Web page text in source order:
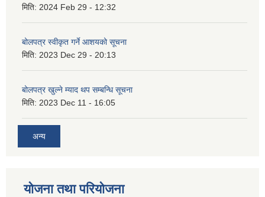
मिति: 2024 Feb 29 - 12:32
बोलपत्र स्वीकृत गर्ने आशयको सूचना
मिति: 2023 Dec 29 - 20:13
बोलपत्र खुल्ने म्याद थप सम्बन्धि सूचना
मिति: 2023 Dec 11 - 16:05
अन्य
योजना तथा परियोजना